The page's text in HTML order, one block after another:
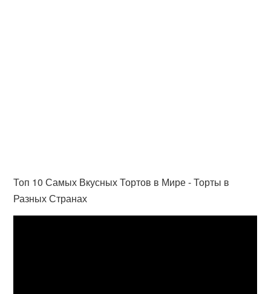
Топ 10 Самых Вкусных Тортов в Мире - Торты в
Разных Странах